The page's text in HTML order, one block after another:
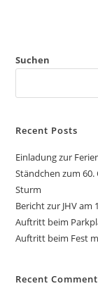
Suchen
Recent Posts
Einladung zur
Ständchen zum
Sturm
Bericht zur JHV am
Auftritt beim
Auftritt beim Fest
Recent